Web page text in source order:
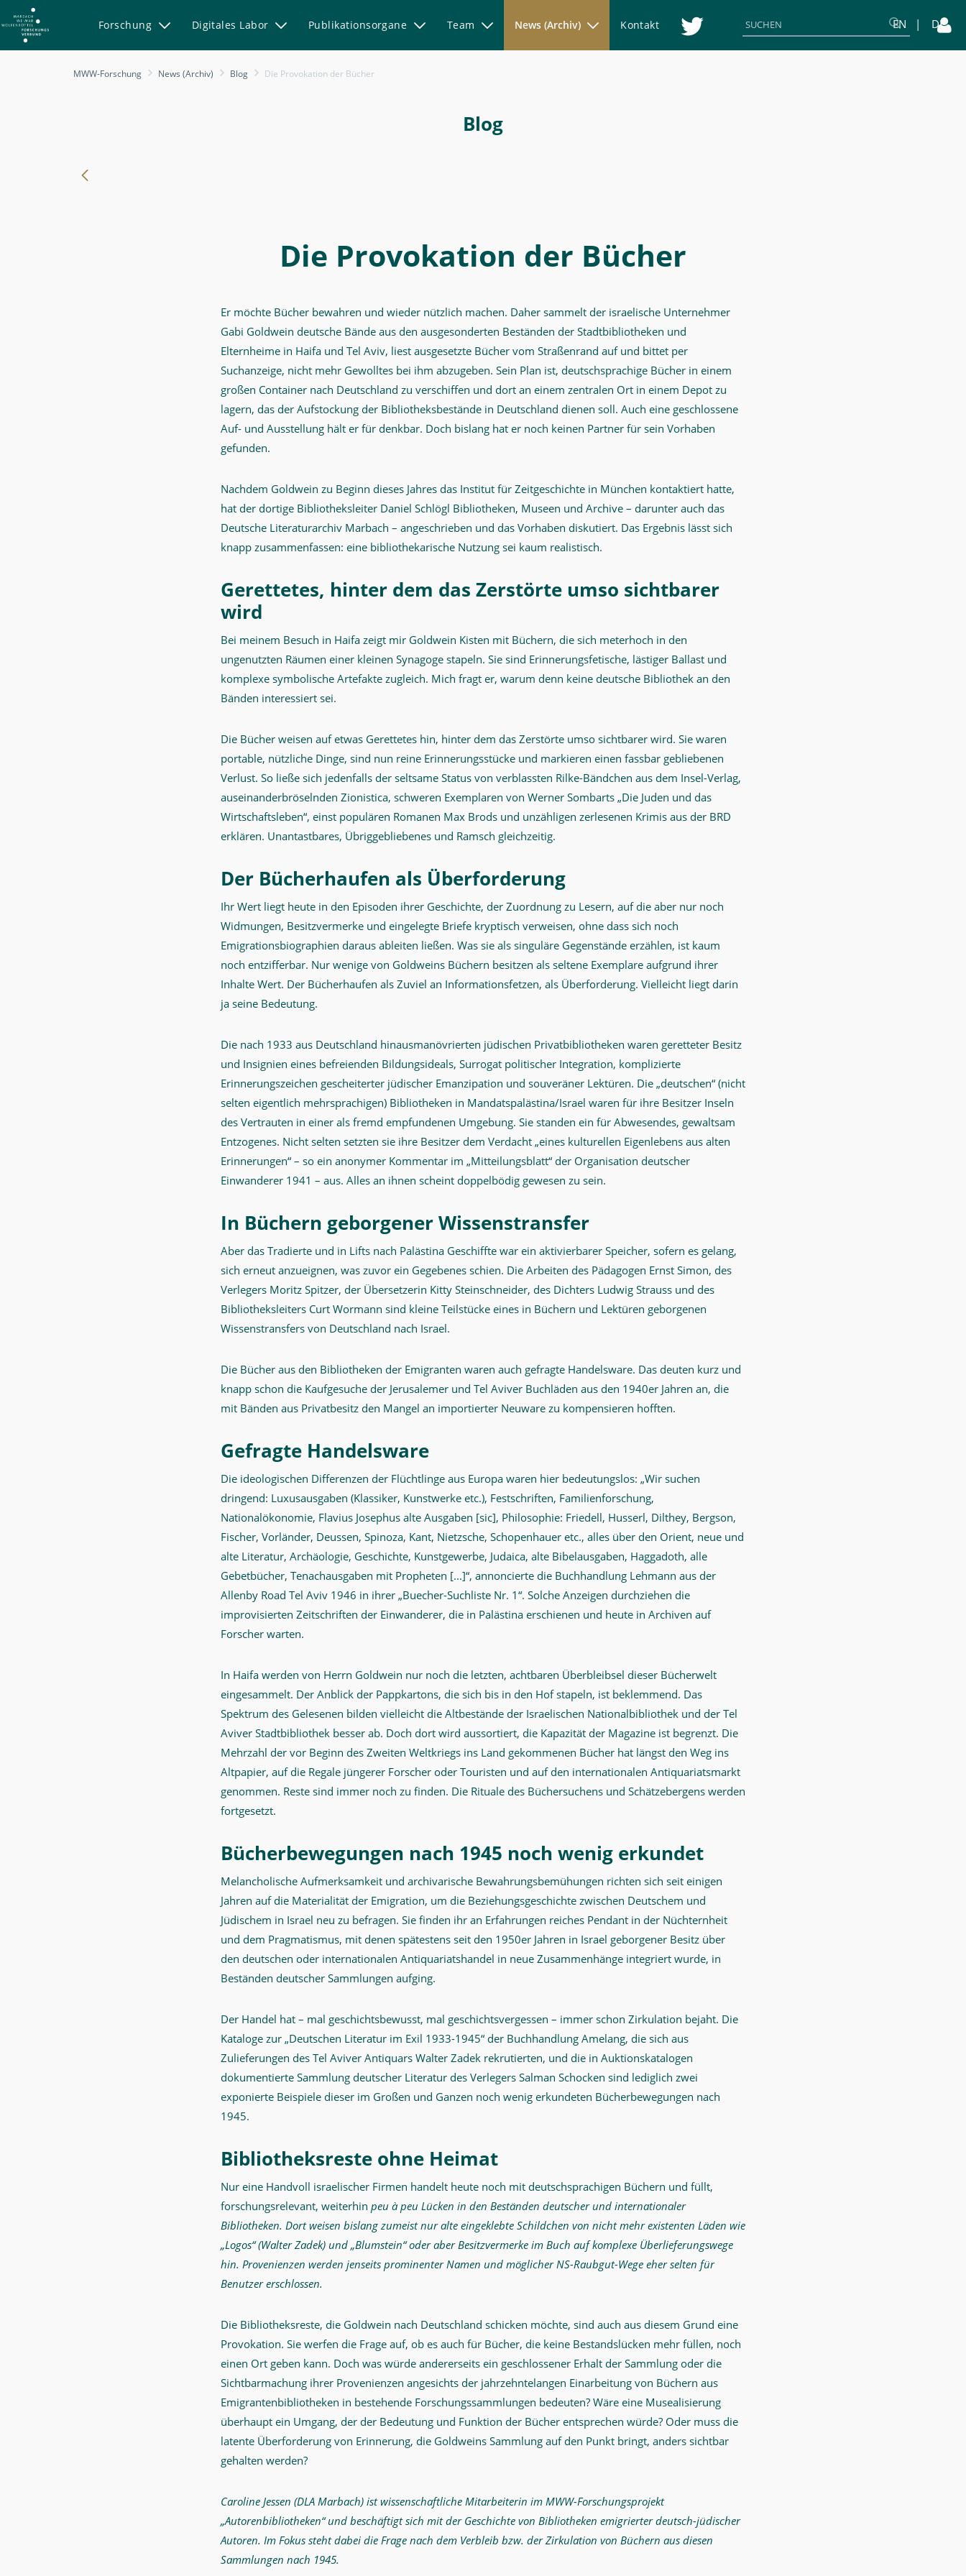
Forschung Digitales Labor Publikationsorgane Team News (Archiv) Kontakt
Die
MWW-Forschung News (Archiv) Blog Die Provokation der Bücher
EN DE
Blog
Die Provokation der Bücher
Er möchte Bücher bewahren und wieder nützlich machen. Daher sammelt der israelische Unternehmer
Gabi Goldwein deutsche Bände aus den ausgesonderten Beständen der Stadtbibliotheken und
Elternheime in Haifa und Tel Aviv, liest ausgesetzte Bücher vom Straßenrand auf und bittet per
Suchanzeige, nicht mehr Gewolltes bei ihm abzugeben. Sein Plan ist, deutschsprachige Bücher in einem
großen Container nach Deutschland zu verschiffen und dort an einem zentralen Ort in einem Depot zu
lagern, das der Aufstockung der Bibliotheksbestände in Deutschland dienen soll. Auch eine geschlossene
Auf- und Ausstellung hält er für denkbar. Doch bislang hat er noch keinen Partner für sein Vorhaben
gefunden.
Nachdem Goldwein zu Beginn dieses Jahres das Institut für Zeitgeschichte in München kontaktiert hatte,
hat der dortige Bibliotheksleiter Daniel Schlögl Bibliotheken, Museen und Archive – darunter auch das
Deutsche Literaturarchiv Marbach – angeschrieben und das Vorhaben diskutiert. Das Ergebnis lässt sich
knapp zusammenfassen: eine bibliothekarische Nutzung sei kaum realistisch.
Gerettetes, hinter dem das Zerstörte umso sichtbarer
wird
Bei meinem Besuch in Haifa zeigt mir Goldwein Kisten mit Büchern, die sich meterhoch in den
ungenutzten Räumen einer kleinen Synagoge stapeln. Sie sind Erinnerungsfetische, lästiger Ballast und
komplexe symbolische Artefakte zugleich. Mich fragt er, warum denn keine deutsche Bibliothek an den
Bänden interessiert sei.
Die Bücher weisen auf etwas Gerettetes hin, hinter dem das Zerstörte umso sichtbarer wird. Sie waren
portable, nützliche Dinge, sind nun reine Erinnerungsstücke und markieren einen fassbar gebliebenen
Verlust. So ließe sich jedenfalls der seltsame Status von verblassten Rilke-Bändchen aus dem Insel-Verlag,
auseinanderbröselnden Zionistica, schweren Exemplaren von Werner Sombarts „Die Juden und das
Wirtschaftsleben“, einst populären Romanen Max Brods und unzähligen zerlesenen Krimis aus der BRD
erklären. Unantastbares, Übriggebliebenes und Ramsch gleichzeitig.
Der Bücherhaufen als Überforderung
Ihr Wert liegt heute in den Episoden ihrer Geschichte, der Zuordnung zu Lesern, auf die aber nur noch
Widmungen, Besitzvermerke und eingelegte Briefe kryptisch verweisen, ohne dass sich noch
Emigrationsbiographien daraus ableiten ließen. Was sie als singuläre Gegenstände erzählen, ist kaum
noch entzifferbar. Nur wenige von Goldweins Büchern besitzen als seltene Exemplare aufgrund ihrer
Inhalte Wert. Der Bücherhaufen als Zuviel an Informationsfetzen, als Überforderung. Vielleicht liegt darin
ja seine Bedeutung.
Die nach 1933 aus Deutschland hinausmanövrierten jüdischen Privatbibliotheken waren geretteter Besitz
und Insignien eines befreienden Bildungsideals, Surrogat politischer Integration, komplizierte
Erinnerungszeichen gescheiterter jüdischer Emanzipation und souveräner Lektüren. Die „deutschen“ (nicht
selten eigentlich mehrsprachigen) Bibliotheken in Mandatspalästina/Israel waren für ihre Besitzer Inseln
des Vertrauten in einer als fremd empfundenen Umgebung. Sie standen ein für Abwesendes, gewaltsam
Entzogenes. Nicht selten setzten sie ihre Besitzer dem Verdacht „eines kulturellen Eigenlebens aus alten
Erinnerungen“ – so ein anonymer Kommentar im „Mitteilungsblatt“ der Organisation deutscher
Einwanderer 1941 – aus. Alles an ihnen scheint doppelbödig gewesen zu sein.
In Büchern geborgener Wissenstransfer
Aber das Tradierte und in Lifts nach Palästina Geschiffte war ein aktivierbarer Speicher, sofern es gelang,
sich erneut anzueignen, was zuvor ein Gegebenes schien. Die Arbeiten des Pädagogen Ernst Simon, des
Verlegers Moritz Spitzer, der Übersetzerin Kitty Steinschneider, des Dichters Ludwig Strauss und des
Bibliotheksleiters Curt Wormann sind kleine Teilstücke eines in Büchern und Lektüren geborgenen
Wissenstransfers von Deutschland nach Israel.
Die Bücher aus den Bibliotheken der Emigranten waren auch gefragte Handelsware. Das deuten kurz und
knapp schon die Kaufgesuche der Jerusalemer und Tel Aviver Buchläden aus den 1940er Jahren an, die
mit Bänden aus Privatbesitz den Mangel an importierter Neuware zu kompensieren hofften.
Gefragte Handelsware
Die ideologischen Differenzen der Flüchtlinge aus Europa waren hier bedeutungslos: „Wir suchen
dringend: Luxusausgaben (Klassiker, Kunstwerke etc.), Festschriften, Familienforschung,
Nationalökonomie, Flavius Josephus alte Ausgaben [sic], Philosophie: Friedell, Husserl, Dilthey, Bergson,
Fischer, Vorländer, Deussen, Spinoza, Kant, Nietzsche, Schopenhauer etc., alles über den Orient, neue und
alte Literatur, Archäologie, Geschichte, Kunstgewerbe, Judaica, alte Bibelausgaben, Haggadoth, alle
Gebetbücher, Tenachausgaben mit Propheten [...]“, annoncierte die Buchhandlung Lehmann aus der
Allenby Road Tel Aviv 1946 in ihrer „Buecher-Suchliste Nr. 1“. Solche Anzeigen durchziehen die
improvisierten Zeitschriften der Einwanderer, die in Palästina erschienen und heute in Archiven auf
Forscher warten.
In Haifa werden von Herrn Goldwein nur noch die letzten, achtbaren Überbleibsel dieser Bücherwelt
eingesammelt. Der Anblick der Pappkartons, die sich bis in den Hof stapeln, ist beklemmend. Das
Spektrum des Gelesenen bilden vielleicht die Altbestände der Israelischen Nationalbibliothek und der Tel
Aviver Stadtbibliothek besser ab. Doch dort wird aussortiert, die Kapazität der Magazine ist begrenzt. Die
Mehrzahl der vor Beginn des Zweiten Weltkriegs ins Land gekommenen Bücher hat längst den Weg ins
Altpapier, auf die Regale jüngerer Forscher oder Touristen und auf den internationalen Antiquariatsmarkt
genommen. Reste sind immer noch zu finden. Die Rituale des Büchersuchens und Schätzebergens werden
fortgesetzt.
Bücherbewegungen nach 1945 noch wenig erkundet
Melancholische Aufmerksamkeit und archivarische Bewahrungsbemühungen richten sich seit einigen
Jahren auf die Materialität der Emigration, um die Beziehungsgeschichte zwischen Deutschem und
Jüdischem in Israel neu zu befragen. Sie finden ihr an Erfahrungen reiches Pendant in der Nüchternheit
und dem Pragmatismus, mit denen spätestens seit den 1950er Jahren in Israel geborgener Besitz über
den deutschen oder internationalen Antiquariatshandel in neue Zusammenhänge integriert wurde, in
Beständen deutscher Sammlungen aufging.
Der Handel hat – mal geschichtsbewusst, mal geschichtsvergessen – immer schon Zirkulation bejaht. Die
Kataloge zur „Deutschen Literatur im Exil 1933-1945“ der Buchhandlung Amelang, die sich aus
Zulieferungen des Tel Aviver Antiquars Walter Zadek rekrutierten, und die in Auktionskatalogen
dokumentierte Sammlung deutscher Literatur des Verlegers Salman Schocken sind lediglich zwei
exponierte Beispiele dieser im Großen und Ganzen noch wenig erkundeten Bücherbewegungen nach
1945.
Bibliotheksreste ohne Heimat
Nur eine Handvoll israelischer Firmen handelt heute noch mit deutschsprachigen Büchern und füllt,
forschungsrelevant, weiterhin peu à peu Lücken in den Beständen deutscher und internationaler
Bibliotheken. Dort weisen bislang zumeist nur alte eingeklebte Schildchen von nicht mehr existenten Läden wie
„Logos“ (Walter Zadek) und „Blumstein“ oder aber Besitzvermerke im Buch auf komplexe Überlieferungswege
hin. Provenienzen werden jenseits prominenter Namen und möglicher NS-Raubgut-Wege eher selten für
Benutzer erschlossen.
Die Bibliotheksreste, die Goldwein nach Deutschland schicken möchte, sind auch aus diesem Grund eine
Provokation. Sie werfen die Frage auf, ob es auch für Bücher, die keine Bestandslücken mehr füllen, noch
einen Ort geben kann. Doch was würde andererseits ein geschlossener Erhalt der Sammlung oder die
Sichtbarmachung ihrer Provenienzen angesichts der jahrzehntelangen Einarbeitung von Büchern aus
Emigrantenbibliotheken in bestehende Forschungssammlungen bedeuten? Wäre eine Musealisierung
überhaupt ein Umgang, der der Bedeutung und Funktion der Bücher entsprechen würde? Oder muss die
latente Überforderung von Erinnerung, die Goldweins Sammlung auf den Punkt bringt, anders sichtbar
gehalten werden?
Caroline Jessen (DLA Marbach) ist wissenschaftliche Mitarbeiterin im MWW-Forschungsprojekt
„Autorenbibliotheken“ und beschäftigt sich mit der Geschichte von Bibliotheken emigrierter deutsch-jüdischer
Autoren. Im Fokus steht dabei die Frage nach dem Verbleib bzw. der Zirkulation von Büchern aus diesen
Sammlungen nach 1945.